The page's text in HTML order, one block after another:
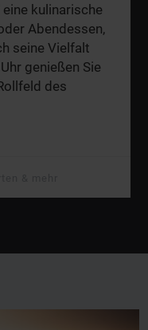
kulinarische
Abendessen,
seine Vielfalt
genießen Sie
des